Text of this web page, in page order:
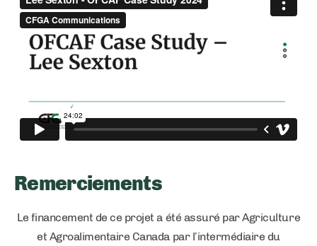
Remerciements
Le financement de ce projet a été assuré par Agriculture
et Agroalimentaire Canada par l’intermédiaire du